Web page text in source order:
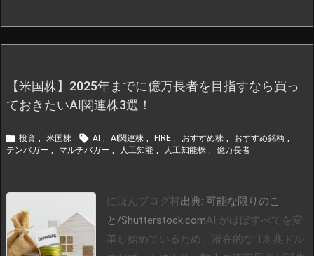
【米国株】2025年までに億万長者を目指すなら買っ
ておきたいAI関連株3選！
 投資 , 米国株  AI , AI関連株 , FIRE , おすすめ株 , おすすめ銘柄 ,
テンバガー , マルチバガー , 人工知能 , 人工知能株 , 億万長者
にほんブログ村出典: 可能な限りのこ
と/Shutterstock.comAI がほぼすべてを変
革し始めているため、潜在的な 1.8 兆ドル